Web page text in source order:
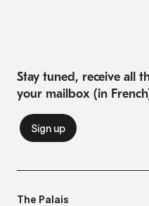
Stay tuned, receive all
your mailbox (in
The Palais